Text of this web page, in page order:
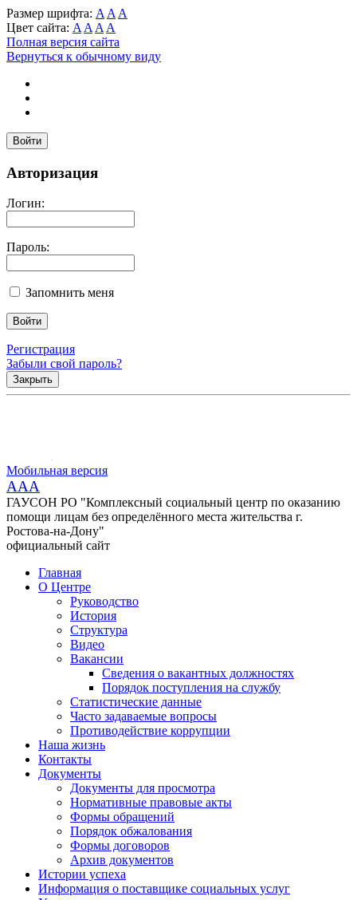
Размер шрифта: A A A
Цвет сайта: A A A A
Полная версия сайта
Вернуться к обычному виду
Войти
Авторизация
Логин:
Пароль:
Запомнить меня
Регистрация
Забыли свой пароль?
Закрыть
Мобильная версия
AAA
ГАУСОН РО "Комплексный социальный центр по оказанию
помощи лицам без определённого места жительства г.
Ростова-на-Дону"
официальный сайт
Главная
О Центре
Руководство
История
Структура
Видео
Вакансии
Сведения о вакантных должностях
Порядок поступления на службу
Статистические данные
Часто задаваемые вопросы
Противодействие коррупции
Наша жизнь
Контакты
Документы
Документы для просмотра
Нормативные правовые акты
Формы обращений
Порядок обжалования
Формы договоров
Архив документов
Истории успеха
Информация о поставщике социальных услуг